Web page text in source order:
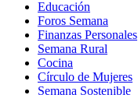
window
new
window
Educación
Foros Semana
Finanzas Personales
Semana Rural
Cocina
Círculo de Mujeres
Semana Sostenible